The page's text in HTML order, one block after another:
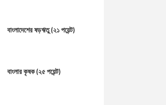
বাংলাদেশের ষড়ঋতু (২১ পয়েন্ট)
বাংলার কৃষক (২৫ পয়েন্ট)